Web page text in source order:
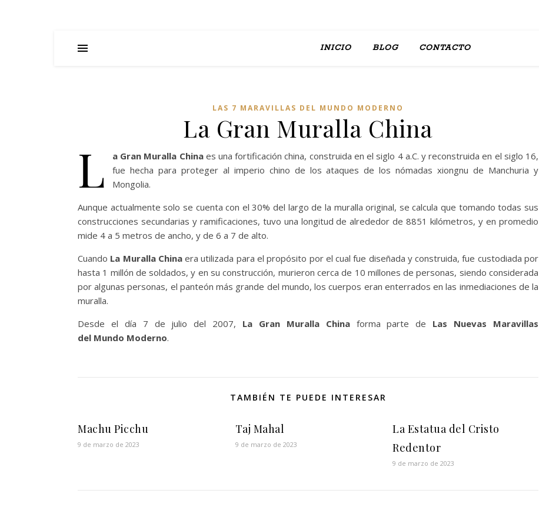
INICIO BLOG CONTACTO
LAS 7 MARAVILLAS DEL MUNDO MODERNO
La Gran Muralla China
L a Gran Muralla Chinaes una fortificación china, construida en el siglo 4 a.C. y reconstruida en el siglo 16,
fue hecha para proteger al imperio chino de los ataques de los nómadas xiongnu de Manchuria y
Mongolia.
Aunque actualmente solo se cuenta con el 30% del largo de la muralla original, se calcula que tomando todas sus
construcciones secundarias y ramificaciones, tuvo una longitud de alrededor de 8851 kilómetros, y en promedio
mide 4 a 5 metros de ancho, y de 6 a 7 de alto.
Cuando La Muralla Chinaera utilizada para el propósito por el cual fue diseñada y construida, fue custodiada por
hasta 1 millón de soldados, y en su construcción, murieron cerca de 10 millones de personas, siendo considerada
por algunas personas, el panteón más grande del mundo, los cuerpos eran enterrados en las inmediaciones de la
muralla.
Desde el día 7 de julio del 2007, La Gran Muralla Chinaforma parte de Las Nuevas Maravillas
del Mundo Moderno.
TAMBIÉN TE PUEDE INTERESAR
Machu Picchu
9 de marzo de 2023
Taj Mahal
9 de marzo de 2023
La Estatua del Cristo
Redentor
9 de marzo de 2023